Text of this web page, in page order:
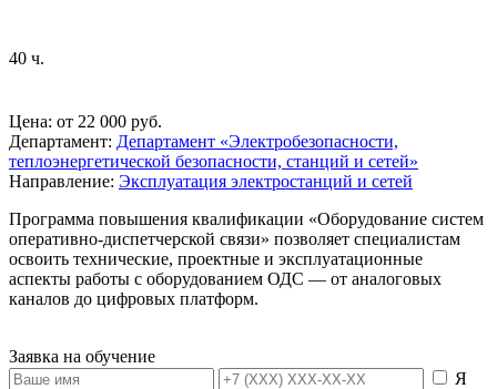
40 ч.
Цена: от 22 000 руб.
Департамент: Департамент «Электробезопасности,
теплоэнергетической безопасности, станций и сетей»
Направление: Эксплуатация электростанций и сетей
Программа повышения квалификации «Оборудование систем
оперативно-диспетчерской связи» позволяет специалистам
освоить технические, проектные и эксплуатационные
аспекты работы с оборудованием ОДС — от аналоговых
каналов до цифровых платформ.
Заявка на обучение
Я